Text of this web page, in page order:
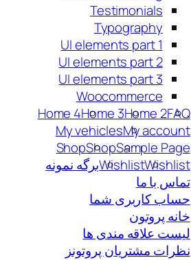
Testimonials
Typography
UI elements part 1
UI elements part 2
UI elements part 3
Woocommerce
FAQ
Home 2
Home 3
Home 4
My account
My vehicles
Sample Page
Shop
Shop
Wishlist
Wishlistبرگه نمونه
تماس با ما
حساب کاربری شما
خانه پروتون
لیست علاقه مندی ها
نظرات مشتریان پروتونز